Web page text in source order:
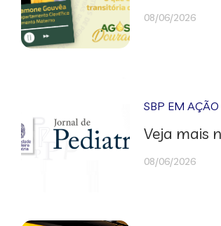
08/06/2026
SBP EM AÇÃO
Veja mais
08/06/2026